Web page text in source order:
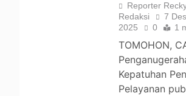
Reporter
Redaksi
7
2025
0 1
TOMOHON,
Kepatuhan
Pelayanan